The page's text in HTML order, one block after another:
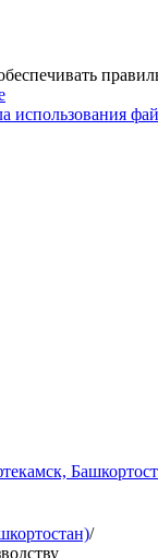
использования
/